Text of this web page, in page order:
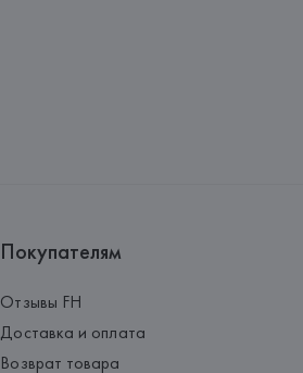
Покупателям
Отзывы FH
Доставка и оплата
Возврат товара